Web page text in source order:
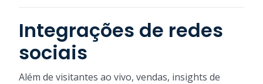
Integrações de redes
sociais
Além de visitantes ao vivo, vendas, insights de